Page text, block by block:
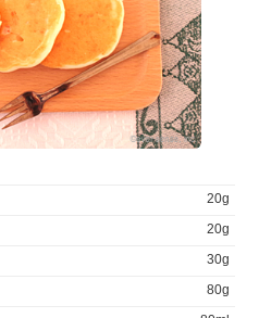
20g
20g
30g
80g